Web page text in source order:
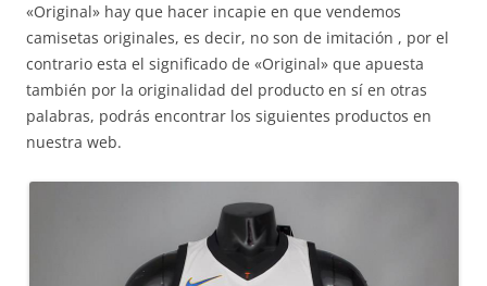
«Original» hay que hacer incapie en que vendemos
camisetas originales, es decir, no son de imitación , por el
contrario esta el significado de «Original» que apuesta
también por la originalidad del producto en sí en otras
palabras, podrás encontrar los siguientes productos en
nuestra web.